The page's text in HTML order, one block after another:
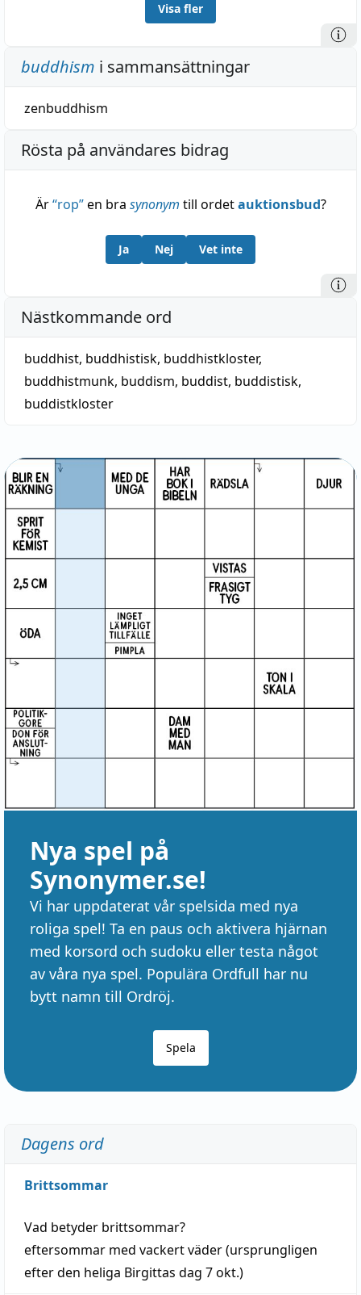
Visa fler
buddhism i sammansättningar
zenbuddhism
Rösta på användares bidrag
Är“rop”en bra synonym till ordetauktionsbud?
Ja Nej Vet inte
Nästkommande ord
buddhist, buddhistisk, buddhistkloster,
buddhistmunk, buddism, buddist, buddistisk,
buddistkloster
Nya spel på
Synonymer.se!
Vi har uppdaterat vår spelsida med nya
roliga spel! Ta en paus och aktivera hjärnan
med korsord och sudoku eller testa något
av våra nya spel. Populära Ordfull har nu
bytt namn till Ordröj.
Spela
Dagens ord
Brittsommar
Vad betyder brittsommar?
eftersommar med vackertväder(ursprungligen
efter den heliga Birgittas dag 7 okt.)